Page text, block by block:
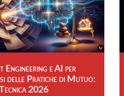
Engineering e AI per
delle Pratiche di Mutuo:
2026